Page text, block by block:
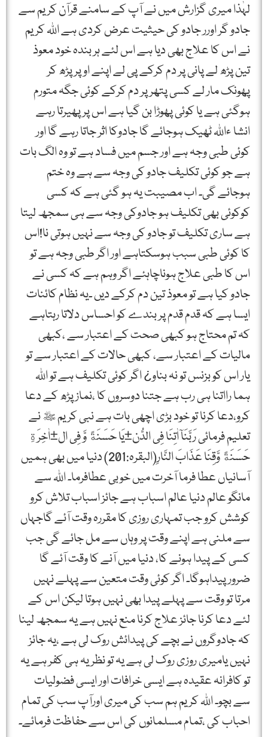
لہٰذا میری گزارش میں نے آپ کے سامنے قرآن کریم سے
جادو گر اورر جادو کی حیثیت عرض کردی ہے اﷲ کریم
نے اس کا علاج بھی دیا ہے اس لئے ہر بندہ خود معوذ
تین پڑھ لے پانی پر دم کرکے پی لے اپنے اوپر پڑھ کر
پھونک مار لے کسی پتھر پر دم کرکے کوئی جگہ متورم
ہوگئی ہے یا کوئی پھوڑا بن گیا ہے اس پر پھیرتا رہے
انشا ءاﷲ ٹھیک ہوجائے گا جادوکا اثر جاتا رہے گا اور
کوئی طبی وجہ ہے اور جسم میں فساد ہے تو وہ الگ بات
ہے جو کوئی تکلیف جادو کی وجہ سے ہے وہ ختم
ہوجائے گی۔ اب مصیبت یہ ہو گئی ہے کہ کسی
کوکوئی بھی تکلیف ہو جادوکی وجہ سے ہی سمجھ لیتا
ہے ساری تکلیف تو جادو کی وجہ سے نہیں ہوتی نا!اس
کا کوئی طبی سبب ہوسکتاہے اور اگر طبی وجہ ہے تو
اس کا طبی علاج ہوناچاہئے اگر وہم ہے کہ کسی نے
جادو کیا ہے تو معوذ تین دم کرکے دیں ۔یہ نظام کائنات
ایسا ہے کہ قدم قدم پر بندے کو احساس دلاتا رہتاہے
کہ تم محتاج ہو کبھی صحت کے اعتبار سے ،کبھی
مالیات کے اعتبار سے، کبھی حالات کے اعتبار سے تو
یار اس کو بزنس تو نہ بناو¿ اگر کوئی تکلیف ہے تو اﷲ
ہما رااتنا ہی رب ہے جتنا دوسروں کا ،نماز پڑھ کے دعا
کرو،دعا کرنا تو خود بڑی اچھی بات ہے نبی کریم ﷺ نے
تعلیم فرمائی رَبَّنَآ اٰتِنَا فِی الدُّن±یَا حَسَنَةً وَّ فِی ال±اٰخِرَةِ
حَسَنَةً وَّقِنَا عَذَابَ النَّارِ(البقرہ:201) دنیا میں بھی ہمیں
آسانیاں عطا فرما آخرت میں خوبی عطافرما۔ اﷲ سے
مانگو عالم دنیا عالم اسباب ہے جائز اسباب تلاش کرو
کوشش کرو جب تمہاری روزی کا مقررہ وقت آئے گاجہاں
سے ملنی ہے اپنے وقت پر وہاں سے مل جائے گی جب
کسی کے پیدا ہونے کا، دنیا میں آنے کا وقت آئے گا
ضرورپیداہوگا۔ اگر کوئی وقت متعین سے پہلے نہیں
مرتا تو وقت سے پہلے پیدا بھی نہیں ہوتا لیکن اس کے
لئے دعا کرنا جائز علاج کرنا منع نہیں ہے یہ سمجھ لینا
کہ جادوگروں نے بچے کی پیدائش روک لی ہے ،یہ جائز
نہیں یامیری روزی روک لی ہے یہ تو نظریہ ہی کفر ہے یہ
تو کافرانہ عقیدہ ہے ایسی خرافات اور ایسی فضولیات
سے بچو۔ اﷲ کریم ہم سب کی میری اورآپ سب کی تمام
احباب کی ،تمام مسلمانوں کی اس سے حفاظت فرمائے۔